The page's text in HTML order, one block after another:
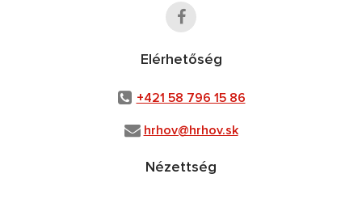
Elérhetőség
+421 58 796 15 86
hrhov@hrhov.sk
Nézettség